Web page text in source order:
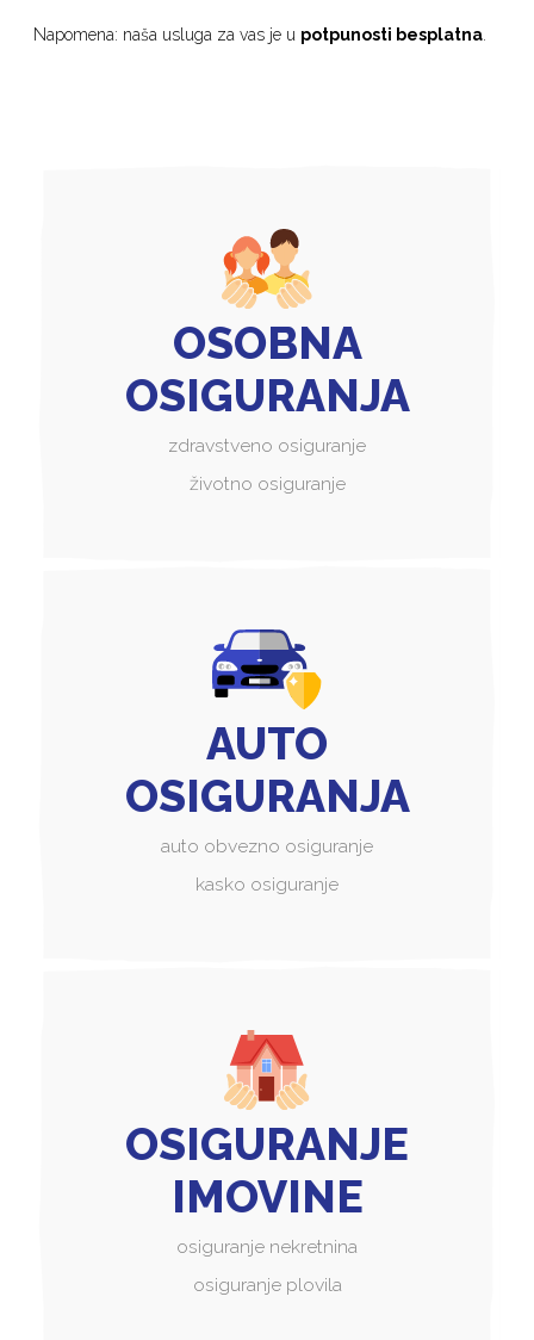
Napomena: naša usluga za vas je u potpunosti besplatna
OSOBNA
OSIGURANJA
zdravstveno osiguranje
životno osiguranje
AUTO
OSIGURANJA
auto obvezno osiguranje
kasko osiguranje
OSIGURANJE
IMOVINE
osiguranje nekretnina
osiguranje plovila